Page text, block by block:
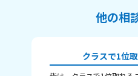
他の相
クラスで1位